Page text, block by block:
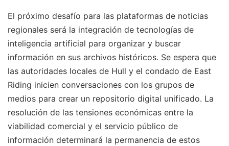
El próximo desafío para las plataformas de noticias
regionales será la integración de tecnologías de
inteligencia artificial para organizar y buscar
información en sus archivos históricos. Se espera que
las autoridades locales de Hull y el condado de East
Riding inicien conversaciones con los grupos de
medios para crear un repositorio digital unificado. La
resolución de las tensiones económicas entre la
viabilidad comercial y el servicio público de
información determinará la permanencia de estos